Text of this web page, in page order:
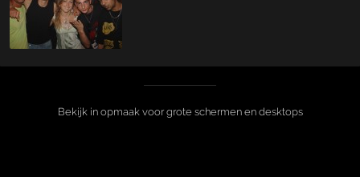
Bekijk in opmaak voor grote schermen en desktops